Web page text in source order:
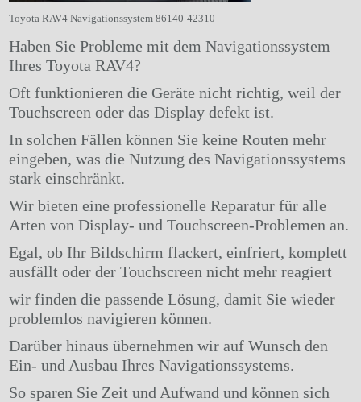
Toyota RAV4 Navigationssystem 86140-42310
Haben Sie Probleme mit dem Navigationssystem
Ihres Toyota RAV4?
Oft funktionieren die Geräte nicht richtig, weil der
Touchscreen oder das Display defekt ist.
In solchen Fällen können Sie keine Routen mehr
eingeben, was die Nutzung des Navigationssystems
stark einschränkt.
Wir bieten eine professionelle Reparatur für alle
Arten von Display- und Touchscreen-Problemen an.
Egal, ob Ihr Bildschirm flackert, einfriert, komplett
ausfällt oder der Touchscreen nicht mehr reagiert
wir finden die passende Lösung, damit Sie wieder
problemlos navigieren können.
Darüber hinaus übernehmen wir auf Wunsch den
Ein- und Ausbau Ihres Navigationssystems.
So sparen Sie Zeit und Aufwand und können sich